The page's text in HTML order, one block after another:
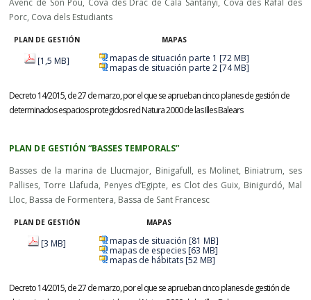
Avenc de Son Pou, Cova des Drac de Cala Santanyí, Cova des Rafal des
Porc, Cova dels Estudiants
PLAN DE GESTIÓN MAPAS
[1,5 MB]
mapas de situación parte 1 [72 MB]
mapas de situación parte 2 [74 MB]
Decreto 14/2015, de 27 de marzo, por el que se aprueban cinco planes de gestión de
determinados espacios protegidos red Natura 2000 de las Illes Balears
PLAN DE GESTIÓN “BASSES TEMPORALS”
Basses de la marina de Llucmajor, Binigafull, es Molinet, Biniatrum, ses
Pallises, Torre Llafuda, Penyes d’Egipte, es Clot des Guix, Binigurdó, Mal
Lloc, Bassa de Formentera, Bassa de Sant Francesc
PLAN DE GESTIÓN MAPAS
[3 MB]
mapas de situación [81 MB]
mapas de especies [63 MB]
mapas de hábitats [52 MB]
Decreto 14/2015, de 27 de marzo, por el que se aprueban cinco planes de gestión de